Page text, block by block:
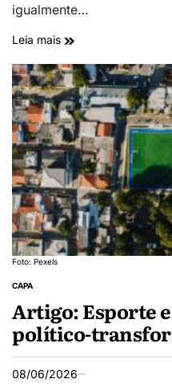
igualmente…
Leia mais
Foto: Pexels
CAPA
Artigo: Esporte
político-
08/06/2026